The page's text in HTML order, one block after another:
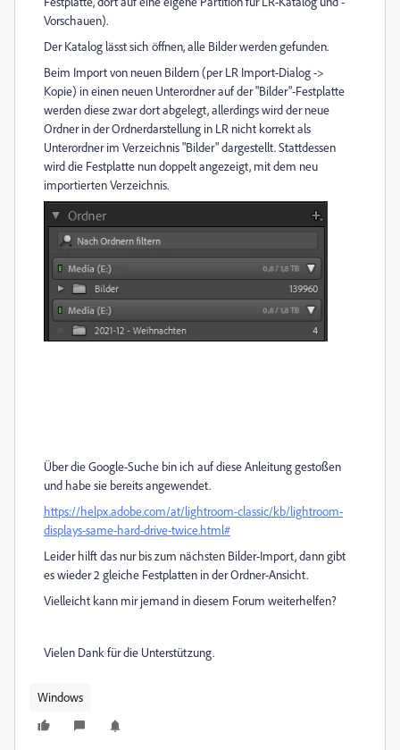
Vorschauen).
Der Katalog lässt sich öffnen, alle Bilder werden gefunden.
Beim Import von neuen Bildern (per LR Import-Dialog ->
Kopie) in einen neuen Unterordner auf der "Bilder"-Festplatte
werden diese zwar dort abgelegt, allerdings wird der neue
Ordner in der Ordnerdarstellung in LR nicht korrekt als
Unterordner im Verzeichnis "Bilder" dargestellt. Stattdessen
wird die Festplatte nun doppelt angezeigt, mit dem neu
importierten Verzeichnis.
Über die Google-Suche bin ich auf diese Anleitung gestoßen
und habe sie bereits angewendet.
https://helpx.adobe.com/at/lightroom-classic/kb/lightroom-
displays-same-hard-drive-twice.html#
Leider hilft das nur bis zum nächsten Bilder-Import, dann gibt
es wieder 2 gleiche Festplatten in der Ordner-Ansicht.
Vielleicht kann mir jemand in diesem Forum weiterhelfen?
Vielen Dank für die Unterstützung.
Windows